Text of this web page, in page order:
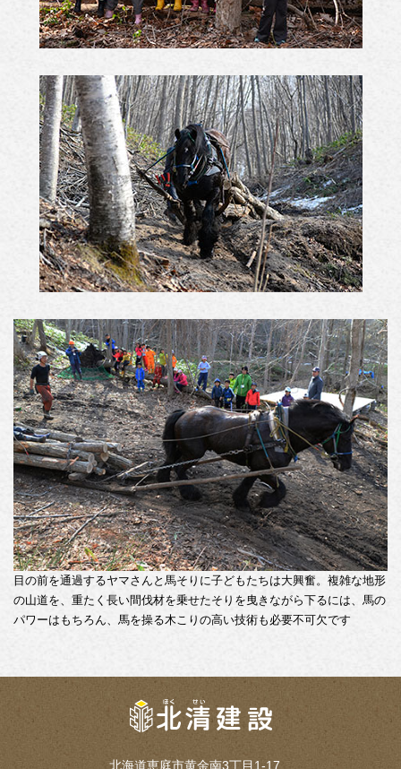
目の前を通過するヤマさんと馬そりに子どもたちは大興奮。複雑な地形
の山道を、重たく長い間伐材を乗せたそりを曳きながら下るには、馬の
パワーはもちろん、馬を操る木こりの高い技術も必要不可欠です
北海道恵庭市黄金南3丁目1-17